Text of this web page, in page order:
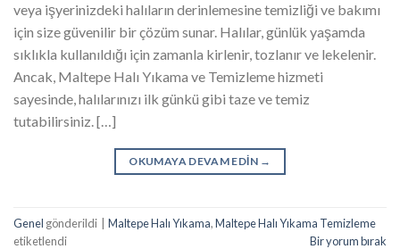
veya işyerinizdeki halıların derinlemesine temizliği ve bakımı
için size güvenilir bir çözüm sunar. Halılar, günlük yaşamda
sıklıkla kullanıldığı için zamanla kirlenir, tozlanır ve lekelenir.
Ancak, Maltepe Halı Yıkama ve Temizleme hizmeti
sayesinde, halılarınızı ilk günkü gibi taze ve temiz
tutabilirsiniz. […]
OKUMAYA DEVAM EDIN →
Genel gönderildi Maltepe Halı Yıkama,Maltepe Halı Yıkama Temizleme
etiketlendi
Bir yorum bırak